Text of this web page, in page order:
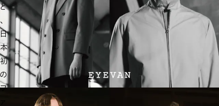
と
、
日
本
初
の
フ